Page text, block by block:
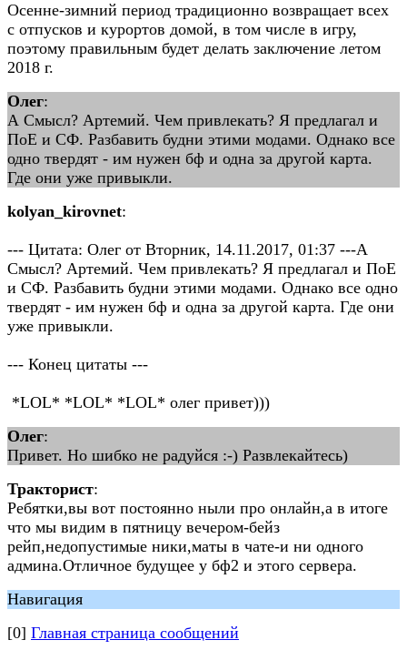
Осенне-зимний период традиционно возвращает всех
с отпусков и курортов домой, в том числе в игру,
поэтому правильным будет делать заключение летом
2018 г.
Олег:
А Смысл? Артемий. Чем привлекать? Я предлагал и
ПоЕ и СФ. Разбавить будни этими модами. Однако все
одно твердят - им нужен бф и одна за другой карта.
Где они уже привыкли.
kolyan_kirovnet:
--- Цитата: Олег от Вторник, 14.11.2017, 01:37 ---А
Смысл? Артемий. Чем привлекать? Я предлагал и ПоЕ
и СФ. Разбавить будни этими модами. Однако все одно
твердят - им нужен бф и одна за другой карта. Где они
уже привыкли.
--- Конец цитаты ---
*LOL* *LOL* *LOL* олег привет)))
Олег:
Привет. Но шибко не радуйся :-) Развлекайтесь)
Тракторист:
Ребятки,вы вот постоянно ныли про онлайн,а в итоге
что мы видим в пятницу вечером-бейз
рейп,недопустимые ники,маты в чате-и ни одного
админа.Отличное будущее у бф2 и этого сервера.
Навигация
[0] Главная страница сообщений